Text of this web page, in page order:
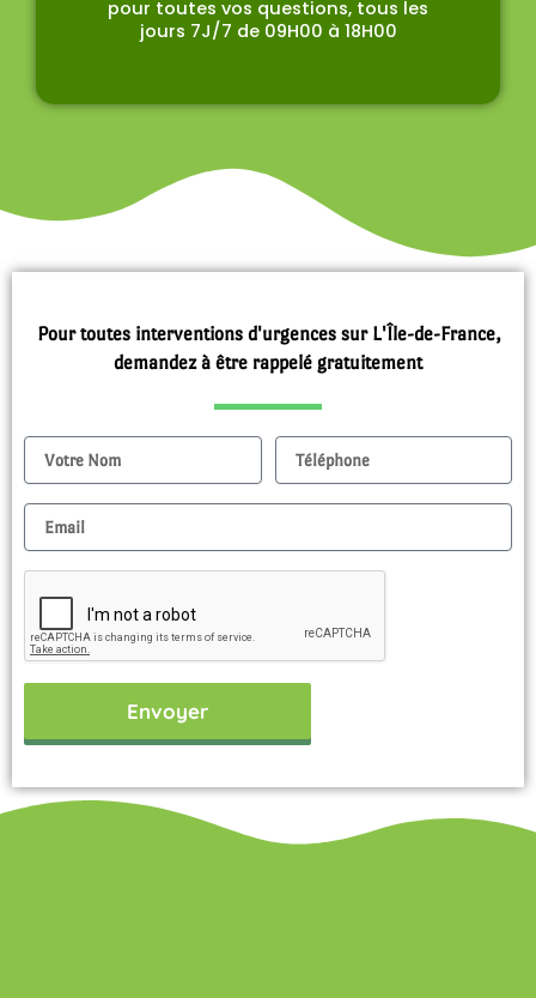
pour toutes vos questions, tous les
jours 7J/7 de 09H00 à 18H00
Pour toutes interventions d'urgences sur L'Île-de-France,
demandez à être rappelé gratuitement
Nom Tel
Email
Envoyer